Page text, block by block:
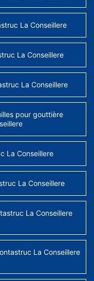
La Conseillere
La Conseillere
La Conseillere
pour gouttière
La Conseillere
La Conseillere
La Conseillere
La Conseillere